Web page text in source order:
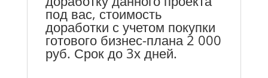
под вас, стоимость
доработки с учетом покупки
готового бизнес-плана 2 000
руб. Срок до 3х дней.